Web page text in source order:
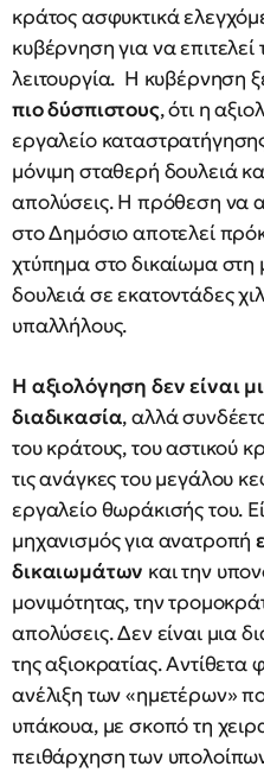
κράτος ασφυκτικά
κυβέρνηση για να επιτελεί
λειτουργία. Η κυβέρνηση
πιο δύσπιστους, ότι η
εργαλείο
μόνιμη σταθερή δουλειά
απολύσεις. Η πρόθεση να
στο Δημόσιο αποτελεί
χτύπημα στο δικαίωμα στη
δουλειά σε εκατοντάδες
υπαλλήλους.
Η αξιολόγηση δεν είναι
διαδικασία, αλλά
του κράτους, του αστικού
τις ανάγκες του μεγάλου
εργαλείο θωράκισής του.
μηχανισμός για ανατροπή
δικαιωμάτων και την
μονιμότητας, την
απολύσεις. Δεν είναι μια
της αξιοκρατίας. Αντίθετα
ανέλιξη των «ημετέρων»
υπάκουα, με σκοπό τη
πειθάρχηση των